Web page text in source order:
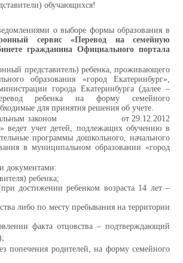
) обучающихся!
о выборе формы образования в
сервис «Перевод на
семейную
гражданина Официального портала
представитель) ребенка, проживающего
образования «город Екатеринбург»,
города Екатеринбурга (далее –
ребенка на форму семейного
для принятия решения об учете.
законом
от 29.12.2012
ведет учет детей, подлежащих обучению в
программы дошкольного, начального
в муниципальном образовании «город
документами:
ребенка;
при достижении ребенком возраста 14 лет –
либо по месту пребывания на территории
факта отцовства – подтверждающий
;
попечения родителей, на форму семейного